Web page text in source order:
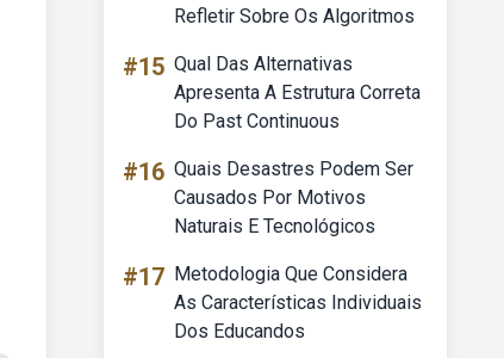
Refletir Sobre Os Algoritmos
#15 Qual Das Alternativas
Apresenta A Estrutura Correta
Do Past Continuous
#16 Quais Desastres Podem Ser
Causados Por Motivos
Naturais E Tecnológicos
#17 Metodologia Que Considera
As Características Individuais
Dos Educandos